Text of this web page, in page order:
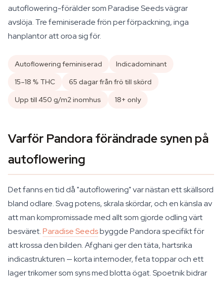
autoflowering-förälder som Paradise Seeds vägrar
avslöja. Tre feminiserade frön per förpackning, inga
hanplantor att oroa sig för.
Autoflowering feminiserad
Indicadominant
15–18 % THC
65 dagar från frö till skörd
Upp till 450 g/m2 inomhus
18+ only
Varför Pandora förändrade synen på
autoflowering
Det fanns en tid då "autoflowering" var nästan ett skällsord
bland odlare. Svag potens, skrala skördar, och en känsla av
att man kompromissade med allt som gjorde odling värt
besväret.Paradise Seedsbyggde Pandora specifikt för
att krossa den bilden. Afghani ger den täta, hartsrika
indicastrukturen — korta internoder, feta toppar och ett
lager trikomer som syns med blotta ögat. Spoetnik bidrar